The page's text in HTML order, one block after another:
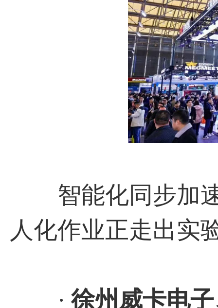
智能化同步加速
人化作业正走出实
·徐州威卡电